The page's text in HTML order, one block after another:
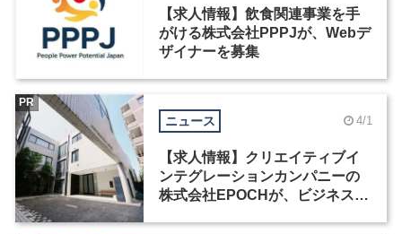
【求人情報】飲食関連事業を手
がける株式会社PPPJが、Webデ
ザイナーを募集
ニュース 4/1
【求人情報】クリエイティブイ
ンテグレーションカンパニーの
株式会社EPOCHが、ビジネスプ
PR